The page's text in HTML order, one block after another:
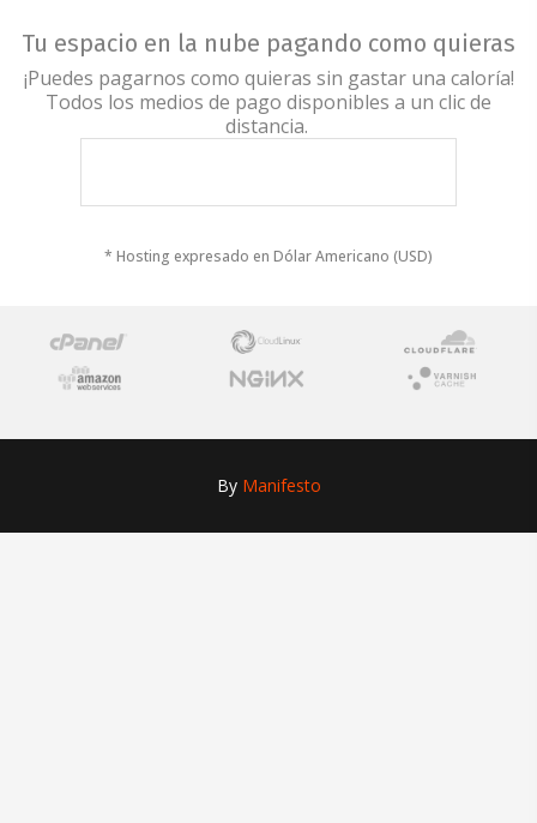
Tu espacio en la nube pagando como quieras
¡Puedes pagarnos como quieras sin gastar una caloría!
Todos los medios de pago disponibles a un clic de
distancia.
* Hosting expresado en Dólar Americano (USD)
By Manifesto